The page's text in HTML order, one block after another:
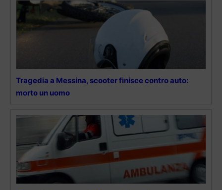
Tragedia a Messina, scooter finisce contro auto:
morto un uomo